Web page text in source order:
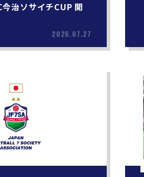
今治ソサイチCUP 開
2026.07.27